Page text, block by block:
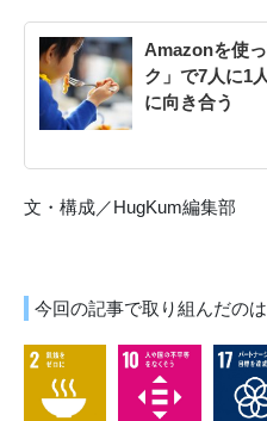
Amazonを使
ク」で7人に1
に向き合う
文・構成／HugKum編集部
今回の記事で取り組んだのは